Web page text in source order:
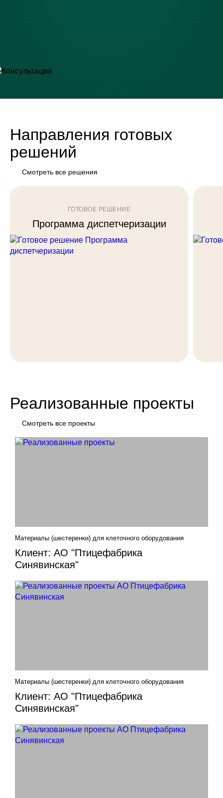
Направления готовых
решений
Смотреть все решения
ГОТОВОЕ РЕШЕНИЕ
Программа диспетчеризации
Реализованные проекты
Смотреть все проекты
Клиент: АО "Птицефабрика
Синявинская"
Материалы (шестеренки) для клеточного оборудования
Клиент: АО "Птицефабрика
Синявинская"
Материалы (шестеренки) для клеточного оборудования